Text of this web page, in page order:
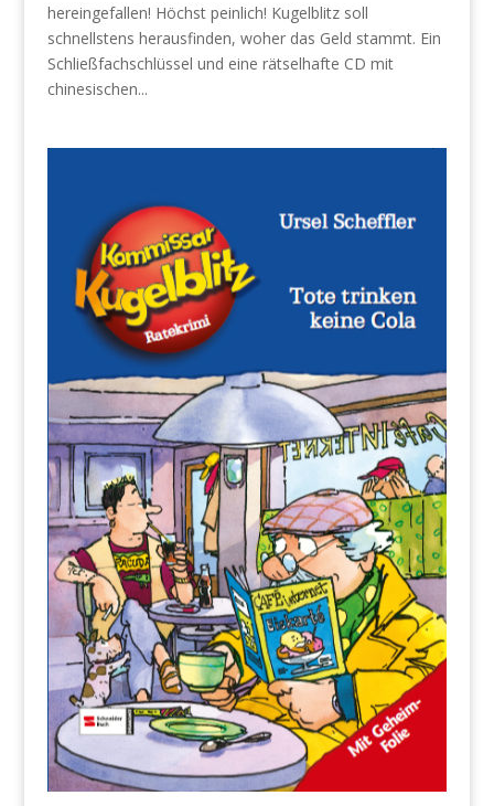
hereingefallen! Höchst peinlich! Kugelblitz soll
schnellstens herausfinden, woher das Geld stammt. Ein
Schließfachschlüssel und eine rätselhafte CD mit
chinesischen...